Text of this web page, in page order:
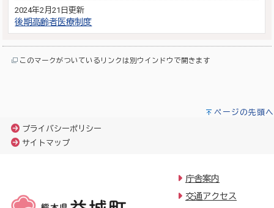
2024年2月21日更新
後期高齢者医療制度
このマークがついているリンクは別ウインドウで開きます
ページの先頭へ
プライバシーポリシー
サイトマップ
庁舎案内
交通アクセス